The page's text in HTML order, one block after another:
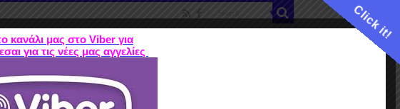
Click it!
κανάλι μας στο Viber για
για τις νέες μας αγγελίες